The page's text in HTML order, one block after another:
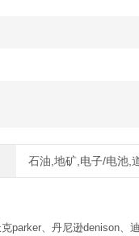
石油,地矿,电子/电池,
parker、丹尼逊denison、